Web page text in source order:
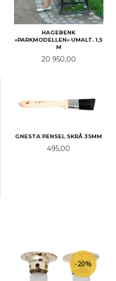
HAGEBENK
«PARKMODELLEN» UMALT. 1,5
M
Pris
20 950,00
GNESTA PENSEL SKRÅ 35MM
Pris
495,00
-20%